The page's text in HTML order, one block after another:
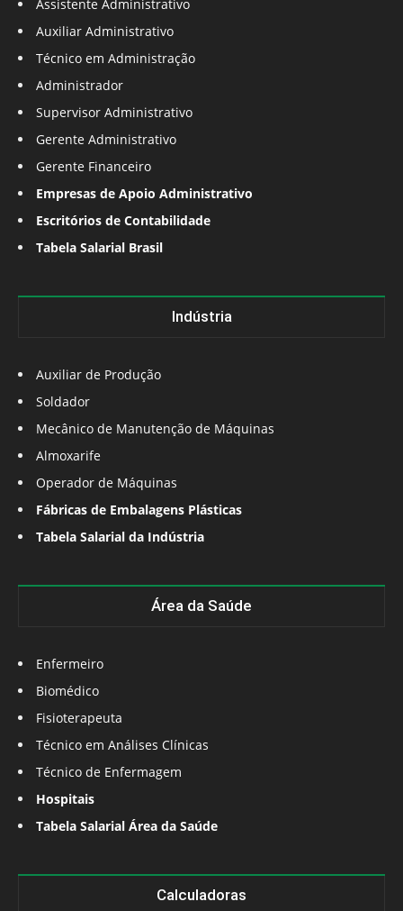
Assistente Administrativo
Auxiliar Administrativo
Técnico em Administração
Administrador
Supervisor Administrativo
Gerente Administrativo
Gerente Financeiro
Empresas de Apoio Administrativo
Escritórios de Contabilidade
Tabela Salarial Brasil
Indústria
Auxiliar de Produção
Soldador
Mecânico de Manutenção de Máquinas
Almoxarife
Operador de Máquinas
Fábricas de Embalagens Plásticas
Tabela Salarial da Indústria
Área da Saúde
Enfermeiro
Biomédico
Fisioterapeuta
Técnico em Análises Clínicas
Técnico de Enfermagem
Hospitais
Tabela Salarial Área da Saúde
Calculadoras